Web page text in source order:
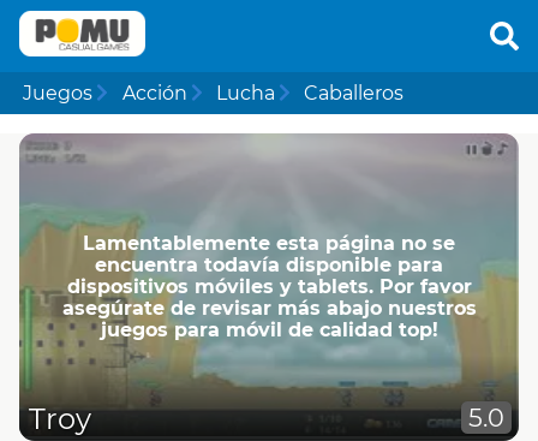
Juegos Acción Lucha Caballeros
Lamentablemente esta página no se
encuentra todavía disponible para
dispositivos móviles y tablets. Por favor
asegúrate de revisar más abajo nuestros
juegos para móvil de calidad top!
Troy 5.0